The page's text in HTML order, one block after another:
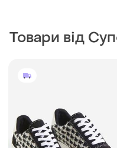
Товари від